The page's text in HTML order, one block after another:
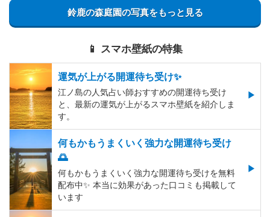
鈴鹿の森庭園の写真をもっと見る
📱 スマホ壁紙の特集
運気が上がる開運待ち受け✨
江ノ島の人気占い師おすすめの開運待ち受け
と、最新の運気が上がるスマホ壁紙を紹介しま
す。
何もかもうまくいく強力な開運待ち受け
🌅
何もかもうまくいく強力な開運待ち受けを無料
配布中✨️ 本当に効果があった口コミも掲載して
います